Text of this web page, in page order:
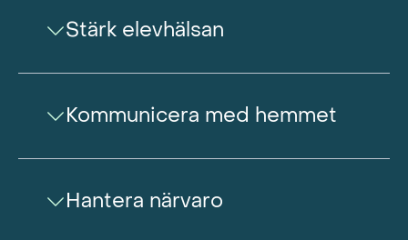
Stärk elevhälsan
Kommunicera med hemmet
Hantera närvaro